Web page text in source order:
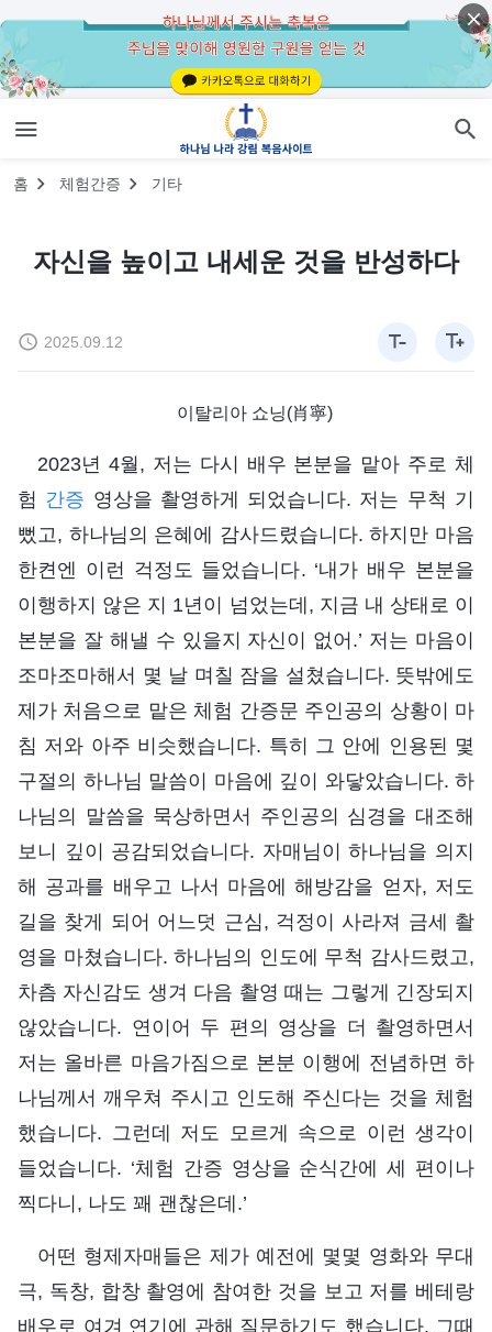
홈 체험간증 기타
자신을 높이고 내세운 것을 반성하다
2025.09.12
이탈리아 쇼닝(肖寧)
2023년 4월, 저는 다시 배우 본분을 맡아 주로 체
험 간증 영상을 촬영하게 되었습니다. 저는 무척 기
뻤고, 하나님의 은혜에 감사드렸습니다. 하지만 마음
한켠엔 이런 걱정도 들었습니다. ‘내가 배우 본분을
이행하지 않은 지 1년이 넘었는데, 지금 내 상태로 이
본분을 잘 해낼 수 있을지 자신이 없어.’ 저는 마음이
조마조마해서 몇 날 며칠 잠을 설쳤습니다. 뜻밖에도
제가 처음으로 맡은 체험 간증문 주인공의 상황이 마
침 저와 아주 비슷했습니다. 특히 그 안에 인용된 몇
구절의 하나님 말씀이 마음에 깊이 와닿았습니다. 하
나님의 말씀을 묵상하면서 주인공의 심경을 대조해
보니 깊이 공감되었습니다. 자매님이 하나님을 의지
해 공과를 배우고 나서 마음에 해방감을 얻자, 저도
길을 찾게 되어 어느덧 근심, 걱정이 사라져 금세 촬
영을 마쳤습니다. 하나님의 인도에 무척 감사드렸고,
차츰 자신감도 생겨 다음 촬영 때는 그렇게 긴장되지
않았습니다. 연이어 두 편의 영상을 더 촬영하면서
저는 올바른 마음가짐으로 본분 이행에 전념하면 하
나님께서 깨우쳐 주시고 인도해 주신다는 것을 체험
했습니다. 그런데 저도 모르게 속으로 이런 생각이
들었습니다. ‘체험 간증 영상을 순식간에 세 편이나
찍다니, 나도 꽤 괜찮은데.’
어떤 형제자매들은 제가 예전에 몇몇 영화와 무대
극, 독창, 합창 촬영에 참여한 것을 보고 저를 베테랑
배우로 여겨 연기에 관해 질문하기도 했습니다. 그때